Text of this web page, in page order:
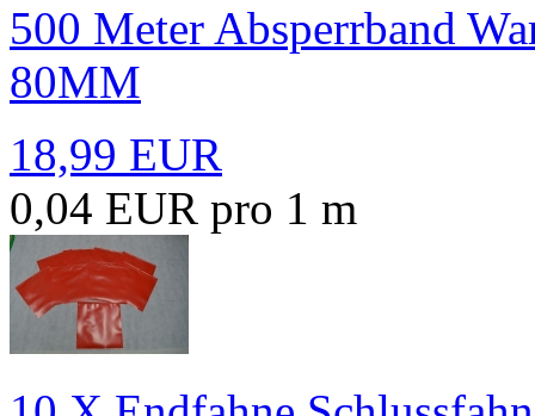
500 Meter Absperrband
80MM
18,99 EUR
0,04 EUR pro 1 m